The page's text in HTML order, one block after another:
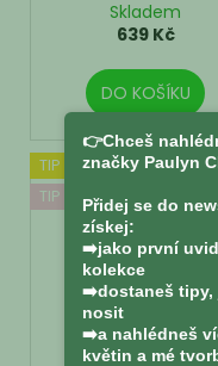
Skladem
639 Kč
DO KOŠÍKU
TIP NA LÉTO
TIP NA JARO
👉Chceš
značky Paulyn
Přidej se do
získej:
➡️jako první
kolekce
➡️dostaneš tipy,
nosit
➡️a nahlédneš
květin a mé